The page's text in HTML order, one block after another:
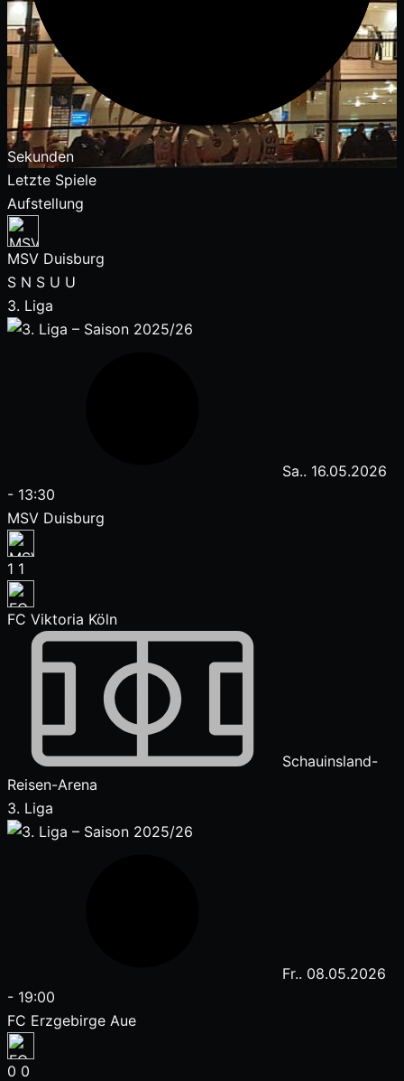
Sekunden
Letzte Spiele
Aufstellung
MSV Duisburg
S N S U U
3. Liga
Sa.. 16.05.2026
- 13:30
MSV Duisburg
1 1
FC Viktoria Köln
Schauinsland-
Reisen-Arena
3. Liga
Fr.. 08.05.2026
- 19:00
FC Erzgebirge Aue
0 0